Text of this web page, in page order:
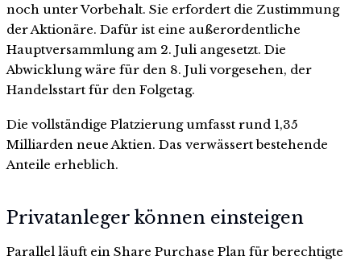
noch unter Vorbehalt. Sie erfordert die Zustimmung
der Aktionäre. Dafür ist eine außerordentliche
Hauptversammlung am 2. Juli angesetzt. Die
Abwicklung wäre für den 8. Juli vorgesehen, der
Handelsstart für den Folgetag.
Die vollständige Platzierung umfasst rund 1,35
Milliarden neue Aktien. Das verwässert bestehende
Anteile erheblich.
Privatanleger können einsteigen
Parallel läuft ein Share Purchase Plan für berechtigte